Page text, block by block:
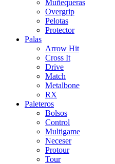
Muñequeras
Overgrip
Pelotas
Protector
Palas
Arrow Hit
Cross It
Drive
Match
Metalbone
RX
Paleteros
Bolsos
Control
Multigame
Neceser
Protour
Tour